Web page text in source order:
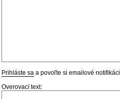
Prihláste sa a povoľte si emailové
Overovací text: